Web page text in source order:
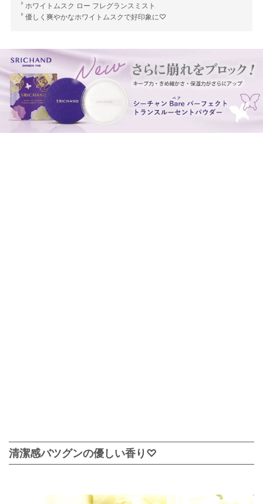
ホワイトムスク ロー フレグランスミスト
優しく爽やかなホワイトムスクで好印象に♡
清潔感バツグンの優しい香り♡